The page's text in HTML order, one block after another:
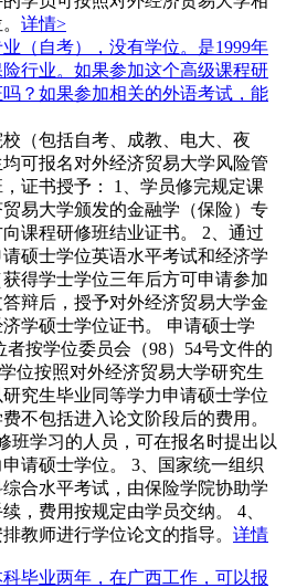
详情>
（自考），没有学位。是1999年
行业。如果参加这个高级课程研
？如果参加相关的外语考试，能
（包括自考、成教、电大、夜
可报名对外经济贸易大学风险管
证书授予： 1、学员修完规定课
易大学颁发的金融学（保险）专
课程研修班结业证书。 2、通过
硕士学位英语水平考试和经济学
得学士学位三年后方可申请参加
辩后，授予对外经济贸易大学金
学硕士学位证书。 申请硕士学
按学位委员会（98）54号文件的
位按照对外经济贸易大学研究生
究生毕业同等学力申请硕士学位
不包括进入论文阶段后的费用。
班学习的人员，可在报名时提出以
请硕士学位。 3、国家统一组织
合水平考试，由保险学院协助学
，费用按规定由学员交纳。 4、
教师进行学位论文的指导。 详情
毕业两年，在广西工作，可以报